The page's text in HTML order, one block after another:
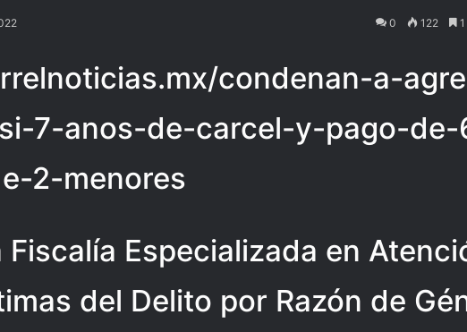
0 122
condenan-a-
7-anos-de-carcel-y-pago-
2-menores
Fiscalía Especializada en
del Delito por Razón de